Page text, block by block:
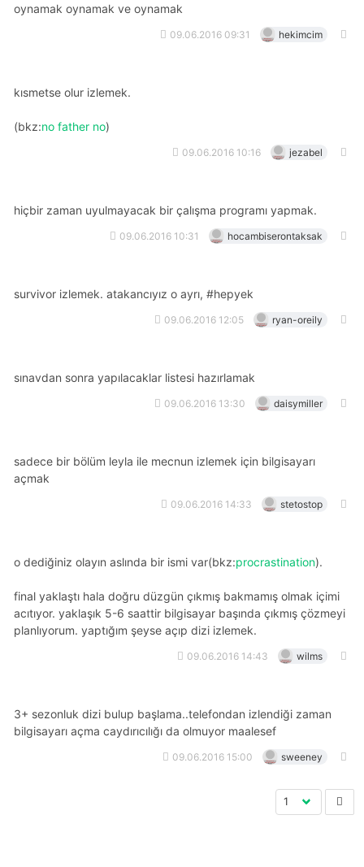
oynamak oynamak ve oynamak
09.06.2016 09:31 hekimcim
kısmetse olur izlemek.
(bkz:no father no)
09.06.2016 10:16 jezabel
hiçbir zaman uyulmayacak bir çalışma programı yapmak.
09.06.2016 10:31 hocambiserontaksak
survivor izlemek. atakancıyız o ayrı, #hepyek
09.06.2016 12:05 ryan-oreily
sınavdan sonra yapılacaklar listesi hazırlamak
09.06.2016 13:30 daisymiller
sadece bir bölüm leyla ile mecnun izlemek için bilgisayarı
açmak
09.06.2016 14:33 stetostop
o dediğiniz olayın aslında bir ismi var(bkz:procrastination).
final yaklaştı hala doğru düzgün çıkmış bakmamış olmak içimi
acıtıyor. yaklaşık 5-6 saattir bilgisayar başında çıkmış çözmeyi
planlıyorum. yaptığım şeyse açıp dizi izlemek.
09.06.2016 14:43 wilms
3+ sezonluk dizi bulup başlama..telefondan izlendiği zaman
bilgisayarı açma caydırıcılığı da olmuyor maalesef
09.06.2016 15:00 sweeney